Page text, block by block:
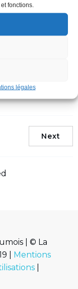
fonctions.
légales
août 2021.
Next
| © La
| Mentions